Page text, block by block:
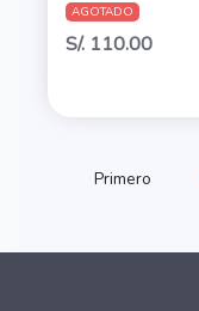
AGOTADO
S/. 110.00
Primero